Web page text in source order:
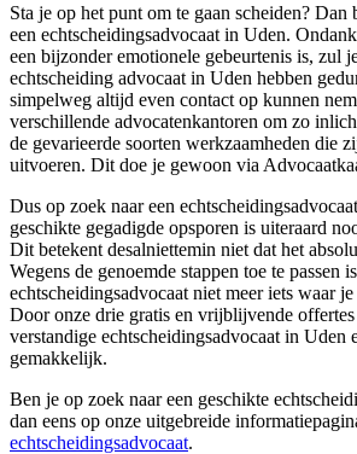
Sta je op het punt om te gaan scheiden? Dan
een echtscheidingsadvocaat in Uden.
een bijzonder emotionele gebeurtenis is, zul
echtscheiding advocaat in Uden hebben
simpelweg altijd even contact op kunnen
verschillende advocatenkantoren om zo
de gevarieerde soorten werkzaamheden die
uitvoeren. Dit doe je gewoon via
Dus op zoek naar een
geschikte gegadigde opsporen is uiteraard
Dit betekent desalniettemin niet dat het
Wegens de genoemde stappen toe te passen
echtscheidingsadvocaat niet meer iets waar
Door onze drie gratis en vrijblijvende
verstandige echtscheidingsadvocaat in Uden
gemakkelijk.
Ben je op zoek naar een geschikte
dan eens op onze uitgebreide
echtscheidingsadvocaat.